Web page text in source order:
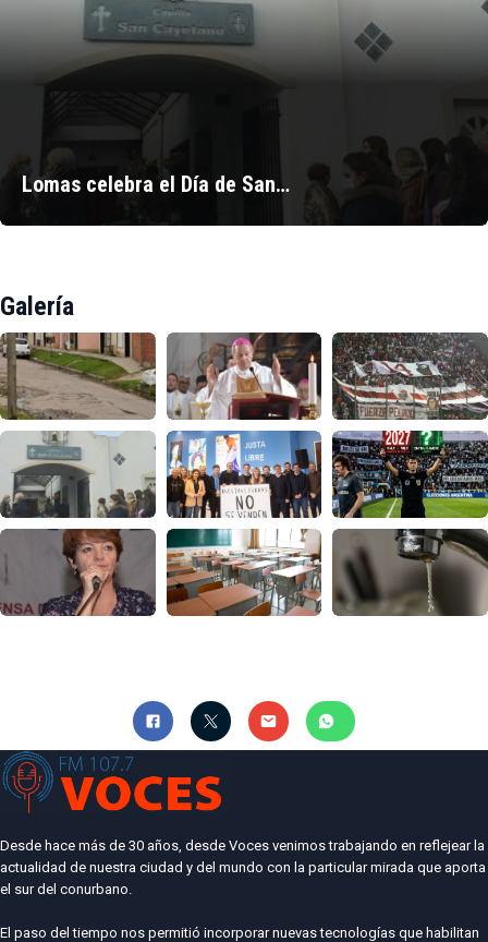
Lomas celebra el Día de San…
Galería
Desde hace más de 30 años, desde Voces venimos trabajando en reflejear la
actualidad de nuestra ciudad y del mundo con la particular mirada que aporta
el sur del conurbano.
El paso del tiempo nos permitió incorporar nuevas tecnologías que habilitan